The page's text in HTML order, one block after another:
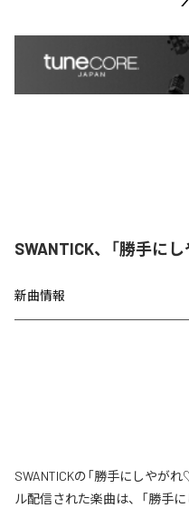
SWANTICK、「勝手に
新曲情報
SWANTICKの「勝手にしやが
ル配信された楽曲は、「勝手